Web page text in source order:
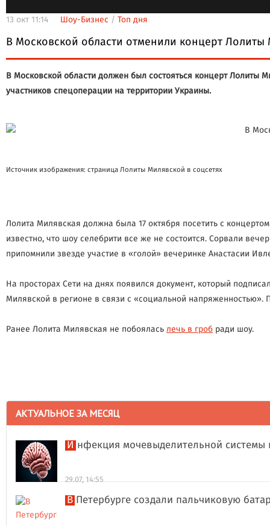
13 окт 11:14 Шоу-Бизнес / Топ дня
В Московской области отменили концерт Лолиты
В Московской области должен был состояться концерт
участников спецоперации на территории Украины.
Источник изображения: страница Лолиты Милявской в соцсетях
Лолита Милявская должна была 17 октября посетить с
известно, что шоу селебрити все же не состоится. Сорвали
припомнили звезде участие в «голой» вечеринке Анастасии
На просторах Сети на днях появился документ, который
Милявской в регионе в связи с «социальной напряженностью».
Ранее Лолита Милявская не побояласьлечь в гроб ради шоу.
АКТУАЛЬНОЕ ЗА МЕСЯЦ
Инфекция мочевыделительной
29.07, 14:55
В Петербурге создали пальчиковую